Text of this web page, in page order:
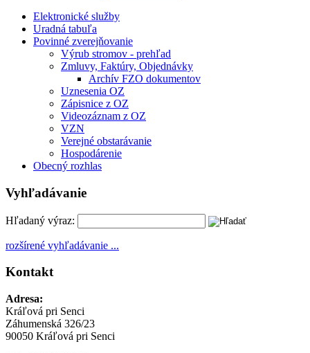
Elektronické služby
Uradná tabuľa
Povinné zverejňovanie
Výrub stromov - prehľad
Zmluvy, Faktúry, Objednávky
Archív FZO dokumentov
Uznesenia OZ
Zápisnice z OZ
Videozáznam z OZ
VZN
Verejné obstarávanie
Hospodárenie
Obecný rozhlas
Vyhľadávanie
Hľadaný výraz:
rozšírené vyhľadávanie ...
Kontakt
Adresa:
Kráľová pri Senci
Záhumenská 326/23
90050 Kráľová pri Senci